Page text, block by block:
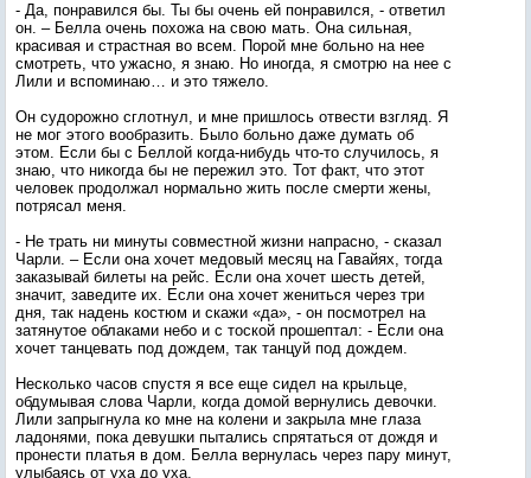
- Да, понравился бы. Ты бы очень ей понравился, - ответил
он. – Белла очень похожа на свою мать. Она сильная,
красивая и страстная во всем. Порой мне больно на нее
смотреть, что ужасно, я знаю. Но иногда, я смотрю на нее с
Лили и вспоминаю… и это тяжело.
Он судорожно сглотнул, и мне пришлось отвести взгляд. Я
не мог этого вообразить. Было больно даже думать об
этом. Если бы с Беллой когда-нибудь что-то случилось, я
знаю, что никогда бы не пережил это. Тот факт, что этот
человек продолжал нормально жить после смерти жены,
потрясал меня.
- Не трать ни минуты совместной жизни напрасно, - сказал
Чарли. – Если она хочет медовый месяц на Гавайях, тогда
заказывай билеты на рейс. Если она хочет шесть детей,
значит, заведите их. Если она хочет жениться через три
дня, так надень костюм и скажи «да», - он посмотрел на
затянутое облаками небо и с тоской прошептал: - Если она
хочет танцевать под дождем, так танцуй под дождем.
Несколько часов спустя я все еще сидел на крыльце,
обдумывая слова Чарли, когда домой вернулись девочки.
Лили запрыгнула ко мне на колени и закрыла мне глаза
ладонями, пока девушки пытались спрятаться от дождя и
пронести платья в дом. Белла вернулась через пару минут,
улыбаясь от уха до уха.